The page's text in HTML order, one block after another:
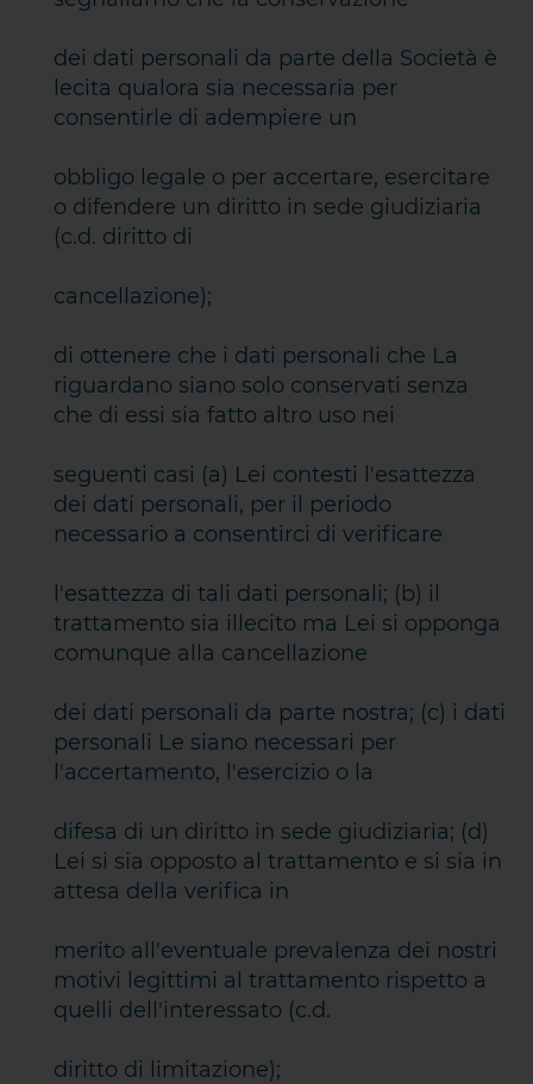
dei dati personali da parte della Società è
lecita qualora sia necessaria per
consentirle di adempiere un
obbligo legale o per accertare, esercitare
o difendere un diritto in sede giudiziaria
(c.d. diritto di
cancellazione);
di ottenere che i dati personali che La
riguardano siano solo conservati senza
che di essi sia fatto altro uso nei
seguenti casi (a) Lei contesti l'esattezza
dei dati personali, per il periodo
necessario a consentirci di verificare
l'esattezza di tali dati personali; (b) il
trattamento sia illecito ma Lei si opponga
comunque alla cancellazione
dei dati personali da parte nostra; (c) i dati
personali Le siano necessari per
l'accertamento, l'esercizio o la
difesa di un diritto in sede giudiziaria; (d)
Lei si sia opposto al trattamento e si sia in
attesa della verifica in
merito all'eventuale prevalenza dei nostri
motivi legittimi al trattamento rispetto a
quelli dell'interessato (c.d.
diritto di limitazione);